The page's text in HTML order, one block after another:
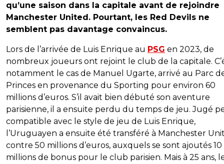
qu’une saison dans la capitale avant de rejoindre
Manchester United. Pourtant, les Red Devils ne
semblent pas davantage convaincus.
Lors de l’arrivée de Luis Enrique au PSG en 2023, de
nombreux joueurs ont rejoint le club de la capitale.
notamment le cas de Manuel Ugarte, arrivé au Parc
Princes en provenance du Sporting pour environ 60
millions d’euros. S’il avait bien débuté son aventure
parisienne, il a ensuite perdu du temps de jeu. Jugé
compatible avec le style de jeu de Luis Enrique,
l’Uruguayen a ensuite été transféré à Manchester
contre 50 millions d’euros, auxquels se sont ajoutés 10
millions de bonus pour le club parisien. Mais à 25 ans,